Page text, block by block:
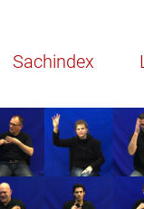
Sachindex